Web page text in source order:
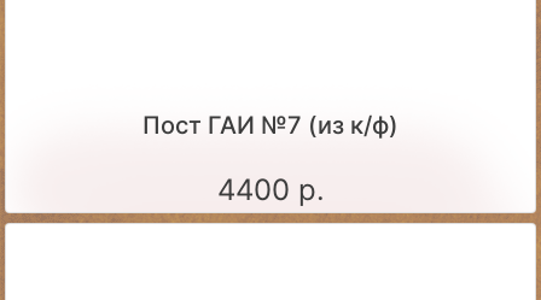
Пост ГАИ №7 (из к/ф)
4400 р.